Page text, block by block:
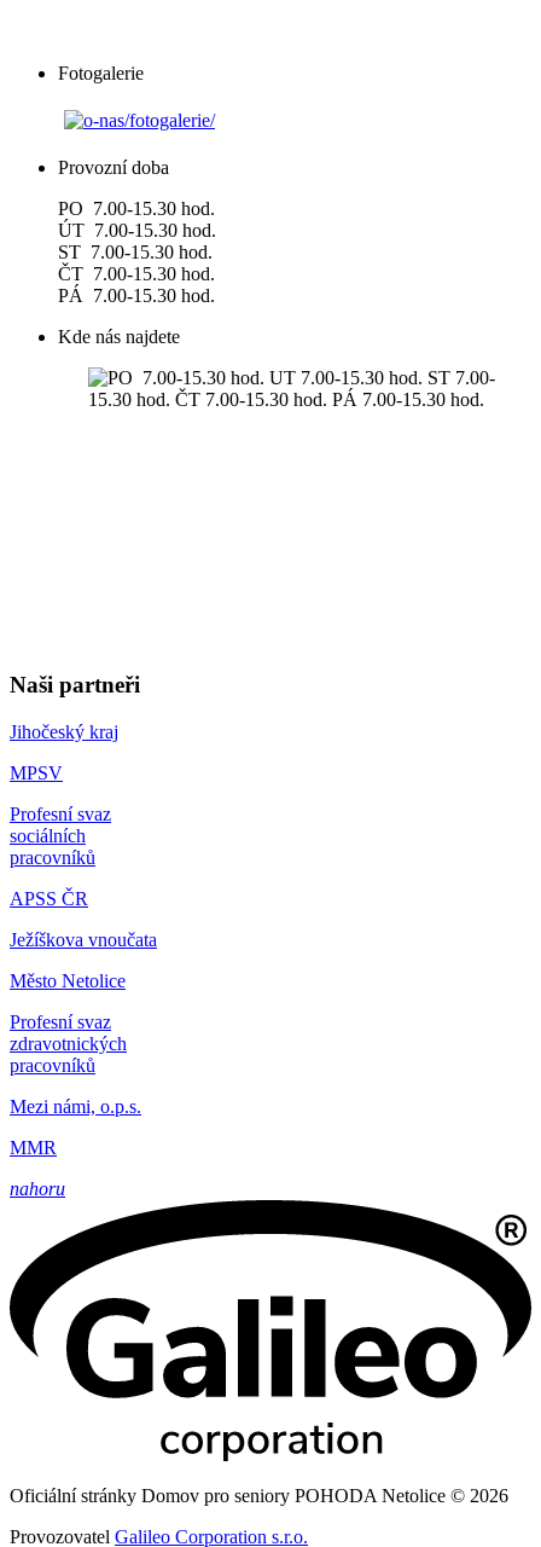
Fotogalerie
Provozní doba
PO 7.00-15.30 hod.
ÚT 7.00-15.30 hod.
ST 7.00-15.30 hod.
ČT 7.00-15.30 hod.
PÁ 7.00-15.30 hod.
Kde nás najdete
Naši partneři
Jihočeský kraj
MPSV
Profesní svaz
sociálních
pracovníků
APSS ČR
Ježíškova vnoučata
Město Netolice
Profesní svaz
zdravotnických
pracovníků
Mezi námi, o.p.s.
MMR
nahoru
Oficiální stránky Domov pro seniory POHODA Netolice © 2026
Provozovatel Galileo Corporation s.r.o.